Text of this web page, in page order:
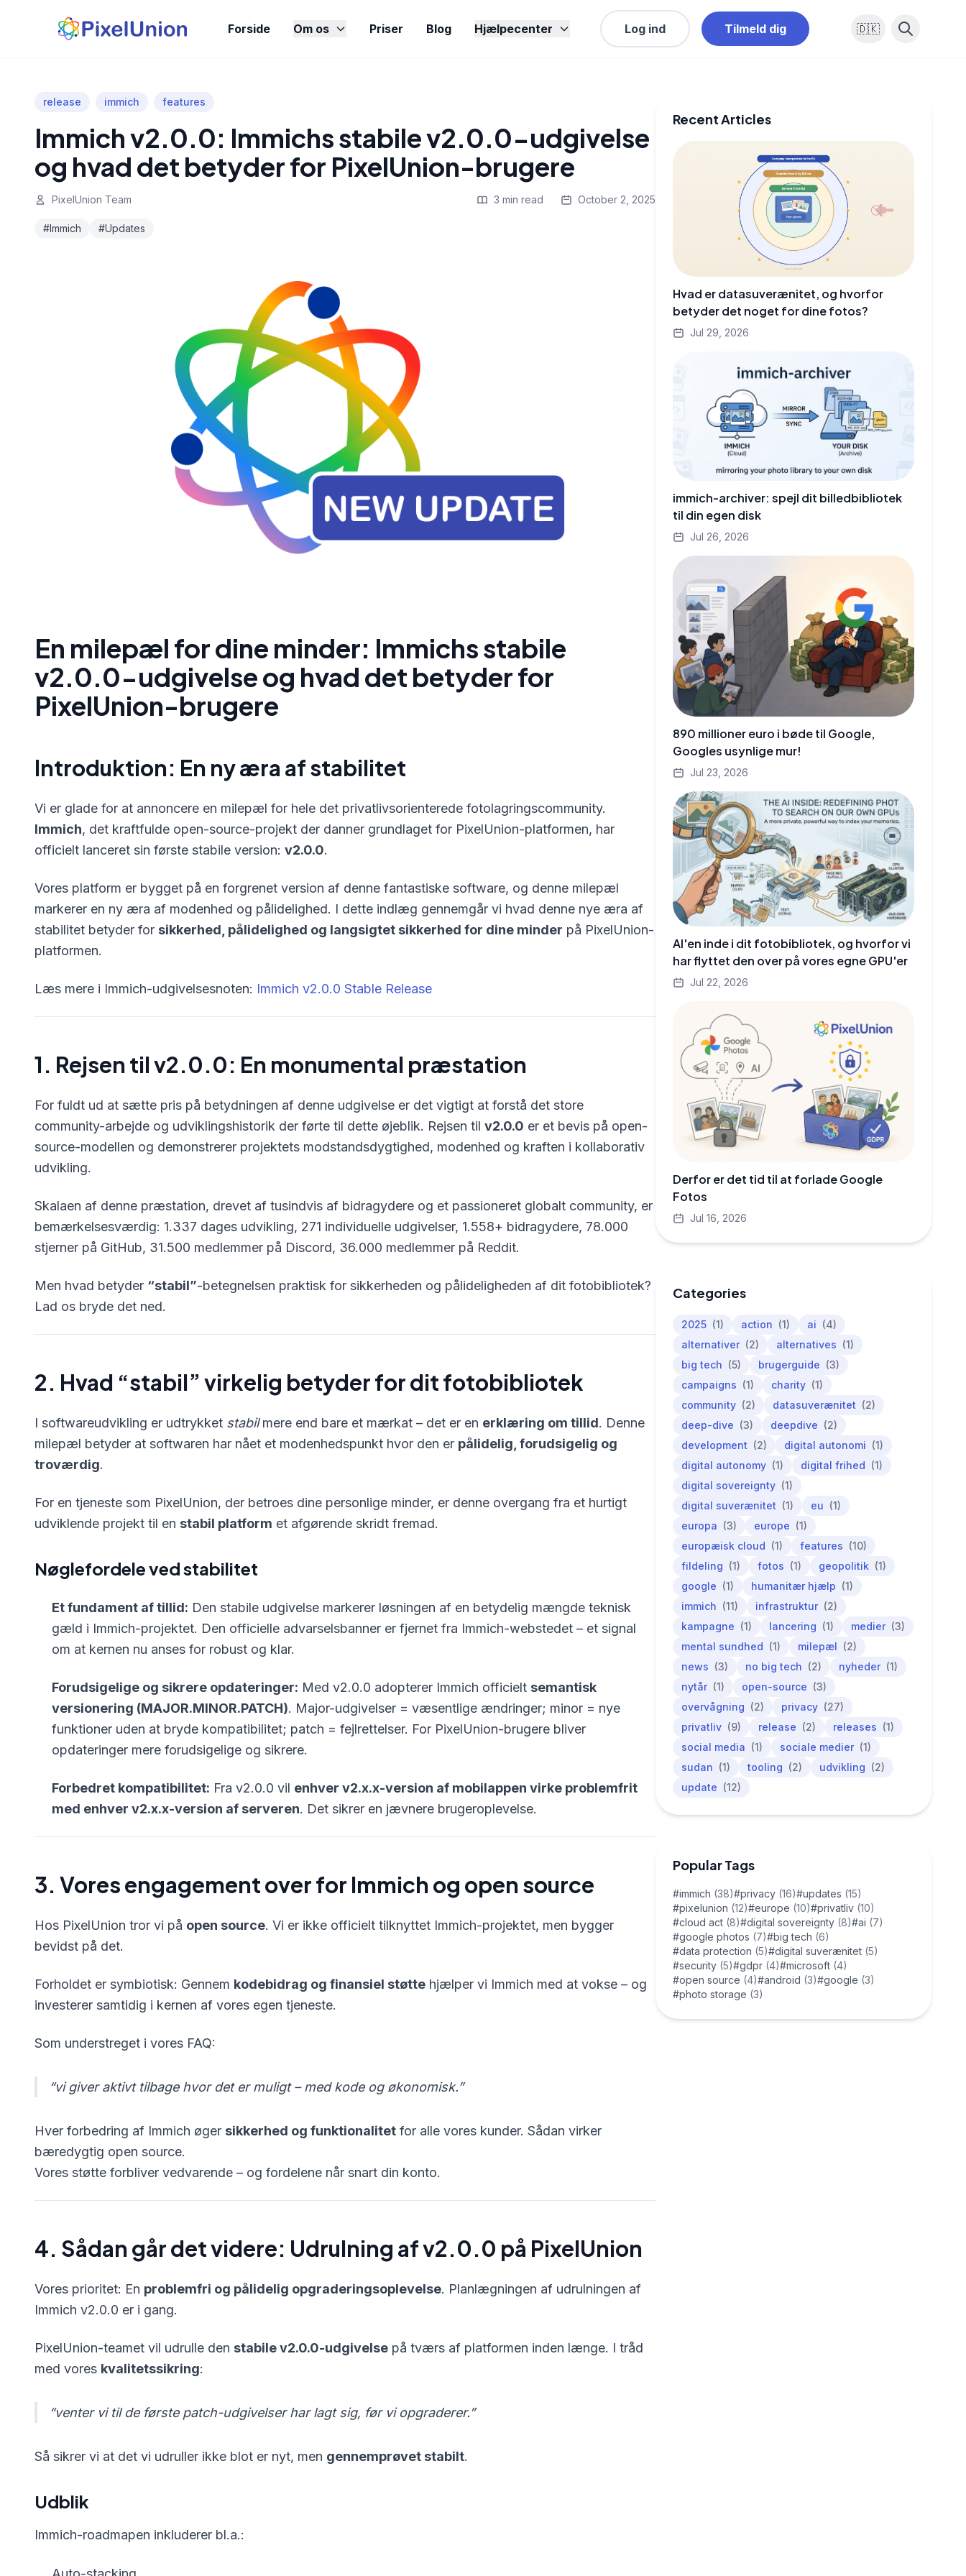
Forside Om os Priser Blog Hjælpecenter Log ind Tilmeld dig 🇩🇰
release immich features
Immich v2.0.0: Immichs stabile v2.0.0-udgivelse
og hvad det betyder for PixelUnion-brugere
PixelUnion Team 3 min read October 2, 2025
#Immich #Updates
En milepæl for dine minder: Immichs stabile
v2.0.0-udgivelse og hvad det betyder for
PixelUnion-brugere
Introduktion: En ny æra af stabilitet
Vi er glade for at annoncere en milepæl for hele det privatlivsorienterede fotolagringscommunity.
Immich, det kraftfulde open-source-projekt der danner grundlaget for PixelUnion-platformen, har
officielt lanceret sin første stabile version: v2.0.0.
Vores platform er bygget på en forgrenet version af denne fantastiske software, og denne milepæl
markerer en ny æra af modenhed og pålidelighed. I dette indlæg gennemgår vi hvad denne nye æra af
stabilitet betyder for sikkerhed, pålidelighed og langsigtet sikkerhed for dine minder på PixelUnion-
platformen.
Læs mere i Immich-udgivelsesnoten: Immich v2.0.0 Stable Release
1. Rejsen til v2.0.0: En monumental præstation
For fuldt ud at sætte pris på betydningen af denne udgivelse er det vigtigt at forstå det store
community-arbejde og udviklingshistorik der førte til dette øjeblik. Rejsen til v2.0.0 er et bevis på open-
source-modellen og demonstrerer projektets modstandsdygtighed, modenhed og kraften i kollaborativ
udvikling.
Skalaen af denne præstation, drevet af tusindvis af bidragydere og et passioneret globalt community, er
bemærkelsesværdig: 1.337 dages udvikling, 271 individuelle udgivelser, 1.558+ bidragydere, 78.000
stjerner på GitHub, 31.500 medlemmer på Discord, 36.000 medlemmer på Reddit.
Men hvad betyder “stabil”-betegnelsen praktisk for sikkerheden og pålideligheden af dit fotobibliotek?
Lad os bryde det ned.
2. Hvad “stabil” virkelig betyder for dit fotobibliotek
I softwareudvikling er udtrykket stabilmere end bare et mærkat – det er en erklæring om tillid. Denne
milepæl betyder at softwaren har nået et modenhedspunkt hvor den er pålidelig, forudsigelig og
troværdig.
For en tjeneste som PixelUnion, der betroes dine personlige minder, er denne overgang fra et hurtigt
udviklende projekt til en stabil platform et afgørende skridt fremad.
Nøglefordele ved stabilitet
Et fundament af tillid: Den stabile udgivelse markerer løsningen af en betydelig mængde teknisk
gæld i Immich-projektet. Den officielle advarselsbanner er fjernet fra Immich-webstedet – et signal
om at kernen nu anses for robust og klar.
Forudsigelige og sikrere opdateringer: Med v2.0.0 adopterer Immich officielt semantisk
versionering (MAJOR.MINOR.PATCH). Major-udgivelser = væsentlige ændringer; minor = nye
funktioner uden at bryde kompatibilitet; patch = fejlrettelser. For PixelUnion-brugere bliver
opdateringer mere forudsigelige og sikrere.
Forbedret kompatibilitet: Fra v2.0.0 vil enhver v2.x.x-version af mobilappen virke problemfrit
med enhver v2.x.x-version af serveren. Det sikrer en jævnere brugeroplevelse.
3. Vores engagement over for Immich og open source
Hos PixelUnion tror vi på open source. Vi er ikke officielt tilknyttet Immich-projektet, men bygger
bevidst på det.
Forholdet er symbiotisk: Gennem kodebidrag og finansiel støtte hjælper vi Immich med at vokse – og
investerer samtidig i kernen af vores egen tjeneste.
Som understreget i vores FAQ:
“vi giver aktivt tilbage hvor det er muligt – med kode og økonomisk.”
Hver forbedring af Immich øger sikkerhed og funktionalitet for alle vores kunder. Sådan virker
bæredygtig open source.
Vores støtte forbliver vedvarende – og fordelene når snart din konto.
4. Sådan går det videre: Udrulning af v2.0.0 på PixelUnion
Vores prioritet: En problemfri og pålidelig opgraderingsoplevelse. Planlægningen af udrulningen af
Immich v2.0.0 er i gang.
PixelUnion-teamet vil udrulle den stabile v2.0.0-udgivelse på tværs af platformen inden længe. I tråd
med vores kvalitetssikring:
“venter vi til de første patch-udgivelser har lagt sig, før vi opgraderer.”
Så sikrer vi at det vi udruller ikke blot er nyt, men gennemprøvet stabilt.
Udblik
Immich-roadmapen inkluderer bl.a.:
Recent Articles
Hvad er datasuverænitet, og hvorfor
betyder det noget for dine fotos?
Jul 29, 2026
immich-archiver: spejl dit billedbibliotek
til din egen disk
Jul 26, 2026
890 millioner euro i bøde til Google,
Googles usynlige mur!
Jul 23, 2026
AI'en inde i dit fotobibliotek, og hvorfor vi
har flyttet den over på vores egne GPU'er
Jul 22, 2026
Derfor er det tid til at forlade Google
Fotos
Jul 16, 2026
Categories
2025 (1) action (1) ai (4)
alternativer (2) alternatives (1)
big tech (5) brugerguide (3)
campaigns (1) charity (1)
community (2) datasuverænitet (2)
deep-dive (3) deepdive (2)
development (2) digital autonomi (1)
digital autonomy (1) digital frihed (1)
digital sovereignty (1)
digital suverænitet (1) eu (1)
europa (3) europe (1)
europæisk cloud (1) features (10)
fildeling (1) fotos (1) geopolitik (1)
google (1) humanitær hjælp (1)
immich (11) infrastruktur (2)
kampagne (1) lancering (1) medier (3)
mental sundhed (1) milepæl (2)
news (3) no big tech (2) nyheder (1)
nytår (1) open-source (3)
overvågning (2) privacy (27)
privatliv (9) release (2) releases (1)
social media (1) sociale medier (1)
sudan (1) tooling (2) udvikling (2)
update (12)
Popular Tags
#immich (38)#privacy (16)#updates (15)
#pixelunion (12)#europe (10)#privatliv (10)
#cloud act (8)#digital sovereignty (8)#ai (7)
#google photos (7)#big tech (6)
#data protection (5)#digital suverænitet (5)
#security (5)#gdpr (4)#microsoft (4)
#open source (4)#android (3)#google (3)
#photo storage (3)